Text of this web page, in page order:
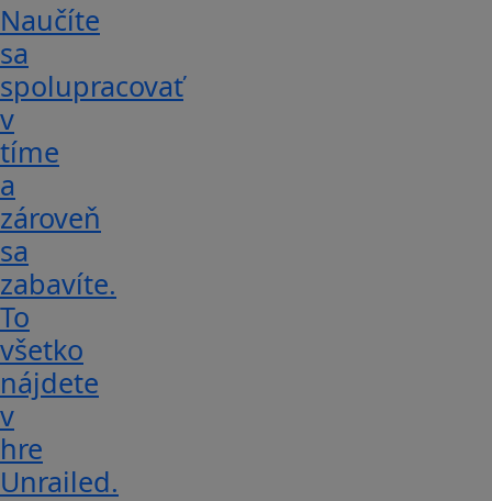
Naučíte
sa
spolupracovať
v
tíme
a
zároveň
sa
zabavíte.
To
všetko
nájdete
v
hre
Unrailed.